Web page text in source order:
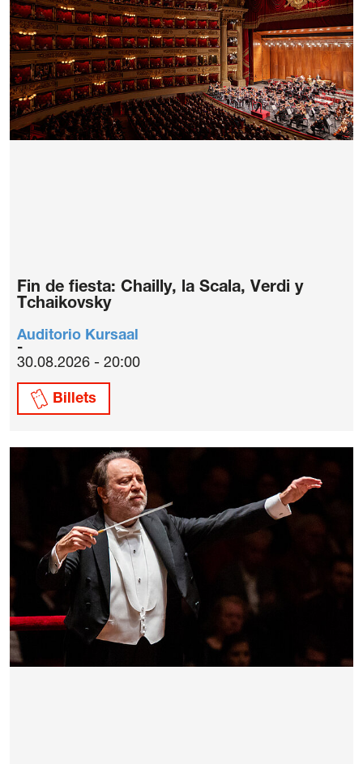
Fin de fiesta: Chailly, la Scala, Verdi y
Tchaikovsky
Auditorio Kursaal
30.08.2026 - 20:00
Billets